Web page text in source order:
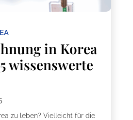
in Korea
wissenswerte
zu leben? Vielleicht für die